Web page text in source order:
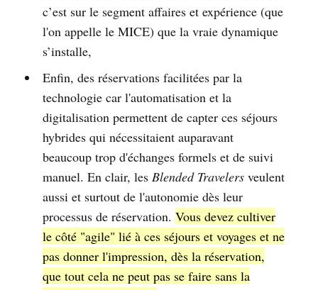
c’est sur le segment affaires et expérience (que
l'on appelle le MICE) que la vraie dynamique
s’installe,
Enfin, des réservations facilitées par la
technologie car l'automatisation et la
digitalisation permettent de capter ces séjours
hybrides qui nécessitaient auparavant
beaucoup trop d'échanges formels et de suivi
manuel. En clair, les Blended Travelersveulent
aussi et surtout de l'autonomie dès leur
processus de réservation. Vous devez cultiver
le côté "agile" lié à ces séjours et voyages et ne
pas donner l'impression, dès la réservation,
que tout cela ne peut pas se faire sans la